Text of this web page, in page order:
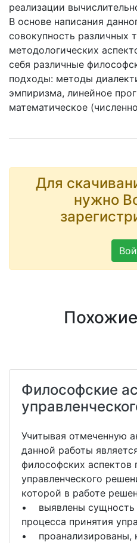
реализации
В основе написания
совокупность различных
методологических
себя различные
подходы: методы
эмпиризма, линейное
математическое
Для
нужно
Философские
Учитывая отмеченную
данной работы
философских аспектов
управленческого
которой в работе
• выявлены сущность
процесса принятия
• проанализированы,